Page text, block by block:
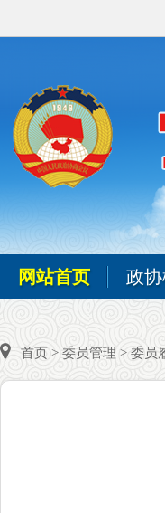
网站首页 政
首页 > 委员管理 > 委员